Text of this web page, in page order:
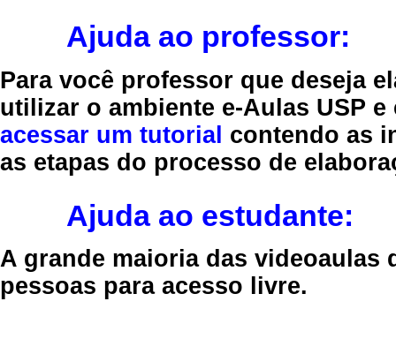
Ajuda ao professor:
Para você professor que deseja
utilizar o ambiente e-Aulas USP
acessar um tutorial contendo as
as etapas do processo de
Ajuda ao estudante:
A grande maioria das videoaulas
pessoas para acesso livre.